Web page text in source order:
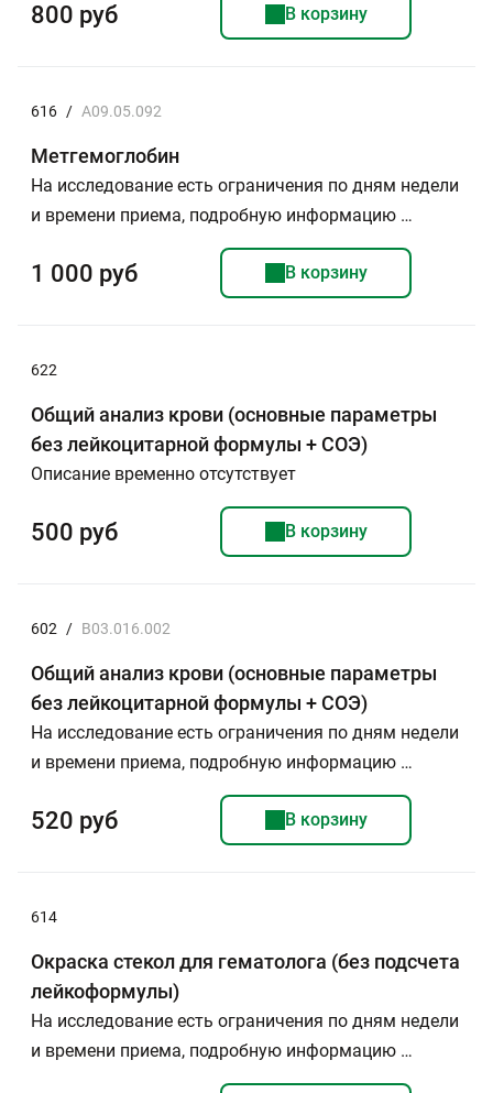
800 руб В корзину
616 / A09.05.092
Метгемоглобин
На исследование есть ограничения по дням недели
и времени приема, подробную информацию …
1 000 руб В корзину
622
Общий анализ крови (основные параметры
без лейкоцитарной формулы + СОЭ)
Описание временно отсутствует
500 руб В корзину
602 / B03.016.002
Общий анализ крови (основные параметры
без лейкоцитарной формулы + СОЭ)
На исследование есть ограничения по дням недели
и времени приема, подробную информацию …
520 руб В корзину
614
Окраска стекол для гематолога (без подсчета
лейкоформулы)
На исследование есть ограничения по дням недели
и времени приема, подробную информацию …